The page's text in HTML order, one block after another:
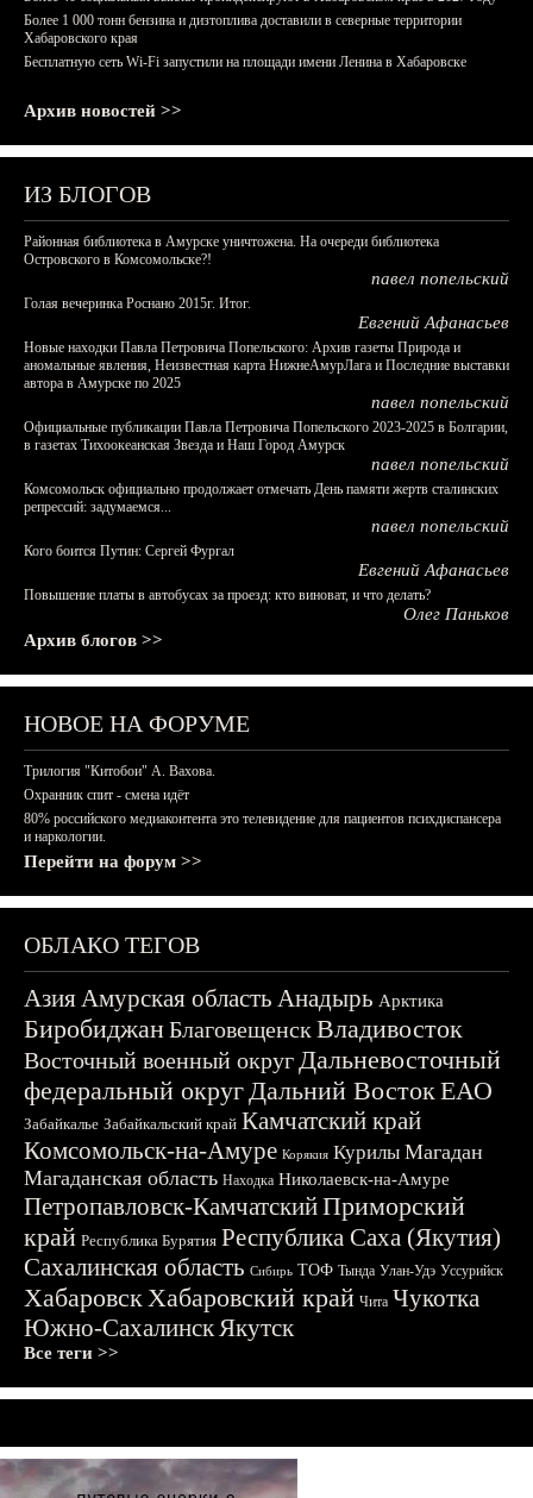
Более 1 000 тонн бензина и дизтоплива доставили в северные территории
Хабаровского края
Бесплатную сеть Wi-Fi запустили на площади имени Ленина в Хабаровске
Архив новостей >>
ИЗ БЛОГОВ
Районная библиотека в Амурске уничтожена. На очереди библиотека
Островского в Комсомольске?!
павел попельский
Голая вечеринка Роснано 2015г. Итог.
Евгений Афанасьев
Новые находки Павла Петровича Попельского: Архив газеты Природа и
аномальные явления, Неизвестная карта НижнеАмурЛага и Последние выставки
автора в Амурске по 2025
павел попельский
Официальные публикации Павла Петровича Попельского 2023-2025 в Болгарии,
в газетах Тихоокеанская Звезда и Наш Город Амурск
павел попельский
Комсомольск официально продолжает отмечать День памяти жертв сталинских
репрессий: задумаемся...
павел попельский
Кого боится Путин: Сергей Фургал
Евгений Афанасьев
Повышение платы в автобусах за проезд: кто виноват, и что делать?
Олег Паньков
Архив блогов >>
НОВОЕ НА ФОРУМЕ
Трилогия "Китобои" А. Вахова.
Охранник спит - смена идёт
80% российского медиаконтента это телевидение для пациентов психдиспансера
и наркологии.
Перейти на форум >>
ОБЛАКО ТЕГОВ
АзияАмурская область Анадырь Арктика
БиробиджанБлаговещенскВладивосток
Восточный военный округДальневосточный
федеральный округДальний ВостокЕАО
Забайкалье Забайкальский край Камчатский край
Комсомольск-на-Амуре Корякия Курилы Магадан
Магаданская область Находка Николаевск-на-Амуре
Петропавловск-КамчатскийПриморский
край Республика Бурятия Республика Саха (Якутия)
Сахалинская область Сибирь ТОФ Тында Улан-Удэ Уссурийск
ХабаровскХабаровский край Чита Чукотка
Южно-СахалинскЯкутск
Все теги >>